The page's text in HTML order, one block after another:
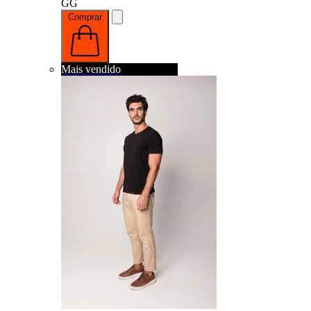
GG
Comprar